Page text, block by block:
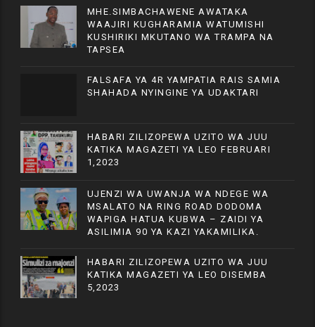
MHE.SIMBACHAWENE AWATAKA
WAAJIRI KUGHARAMIA WATUMISHI
KUSHIRIKI MKUTANO WA TRAMPA NA
TAPSEA
FALSAFA YA 4R YAMPATIA RAIS SAMIA
SHAHADA NYINGINE YA UDAKTARI
HABARI ZILIZOPEWA UZITO WA JUU
KATIKA MAGAZETI YA LEO FEBRUARI
1,2023
UJENZI WA UWANJA WA NDEGE WA
MSALATO NA RING ROAD DODOMA
WAPIGA HATUA KUBWA – ZAIDI YA
ASILIMIA 90 YA KAZI YAKAMILIKA.
HABARI ZILIZOPEWA UZITO WA JUU
KATIKA MAGAZETI YA LEO DISEMBA
5,2023